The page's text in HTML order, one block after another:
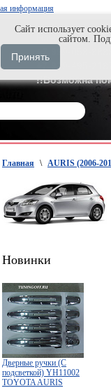
информация
Нажми и
+7-929-495-
!!Возможна
Главная \ AURIS (2006-
Новинки
Дверные ручки (С
подсветкой) YH11002
TOYOTA AURIS
Cайт использует
сайтом.
Принять